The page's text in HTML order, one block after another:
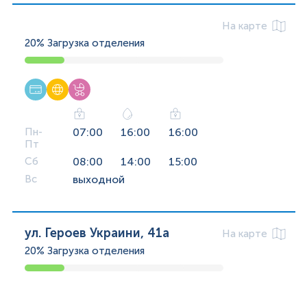
На карте
20% Загрузка отделения
Пн-
Пт
07:00 16:00 16:00
Сб 08:00 14:00 15:00
Вс выходной
ул. Героев Украини, 41а
На карте
20% Загрузка отделения